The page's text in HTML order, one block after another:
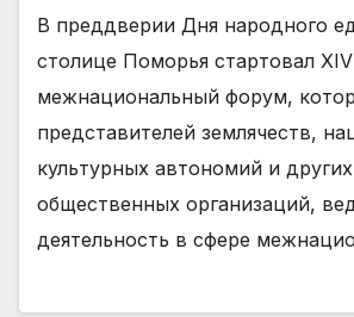
В преддверии Дня народного
столице Поморья стартовал
межнациональный форум,
представителей землячеств,
культурных автономий и других
общественных организаций,
деятельность в сфере